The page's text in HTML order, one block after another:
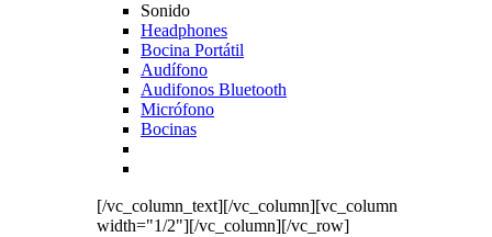
Sonido
Headphones
Bocina Portátil
Audífono
Audifonos Bluetooth
Micrófono
Bocinas
[/vc_column_text][/vc_column][vc_column
width="1/2"][/vc_column][/vc_row]